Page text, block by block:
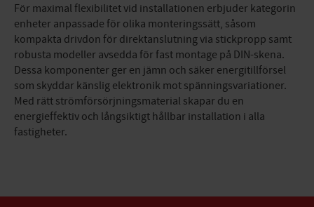
För maximal flexibilitet vid installationen erbjuder kategorin
enheter anpassade för olika monteringssätt, såsom
kompakta drivdon för direktanslutning via stickpropp samt
robusta modeller avsedda för fast montage på DIN-skena.
Dessa komponenter ger en jämn och säker energitillförsel
som skyddar känslig elektronik mot spänningsvariationer.
Med rätt strömförsörjningsmaterial skapar du en
energieffektiv och långsiktigt hållbar installation i alla
fastigheter.